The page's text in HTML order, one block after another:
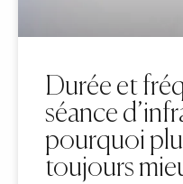
Durée et
séance
pourquoi
toujours